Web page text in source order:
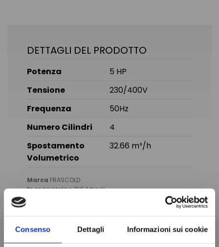
Consenso Dettagli Informazioni sui cookie
DETTAGLI DEL PRODOTTO
Potenza
5 HP
Tensione
230/400V
Frequenza
50Hz
Numero Cilindri
4
Spostamento
Volumetrico
32.66 m³/h
Marca FRASCOLD
In magazzino100 Articoli